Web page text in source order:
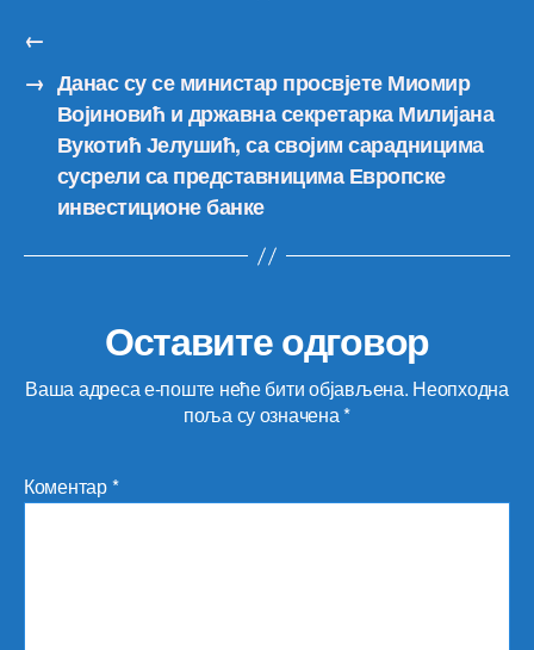
←
→ Данас су се министар просвјете Миомир
Војиновић и државна секретарка Милијана
Вукотић Јелушић, са својим сарадницима
сусрели са представницима Европске
инвестиционе банке
Оставите одговор
Ваша адреса е-поште неће бити објављена. Неопходна
поља су означена*
Коментар*